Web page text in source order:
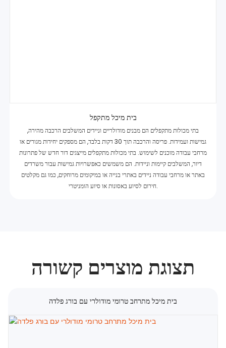
בית מיכל מתקפל
בתי מכולות מתקפלים הם מבנים מודולריים וניידים המשלבים הרכבה מהירה,
גמישות ועמידות. פריסה והרכבה תוך 30 דקות בלבד, הם מספקים יחידות מגורים או
מרחבי עבודה מוכנים לשימוש. בתי מכולות מתקפלים מייצגים דור חדש של פתרונות
דיור, המשלבים קיימות וניידות. הם משמשים כאפשרויות גמישות עבור משרדים
באתר או מרחבי עבודה ניידים באתרי בנייה או במיקומים מרוחקים, כמו גם מקלטים
חירום לסיוע באסונות או סיוע הומניטרי.
תצוגת מוצרים קשורה
בית מיכל מתרחב טרומי מודולרי עם בורג פלדה